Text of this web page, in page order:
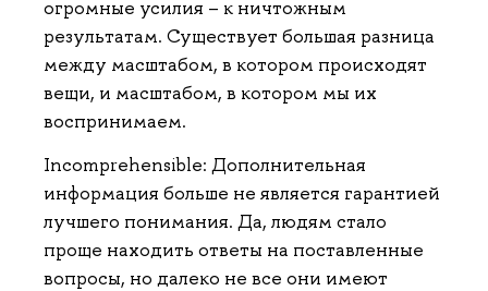
огромные усилия – к ничтожным
результатам. Существует большая разница
между масштабом, в котором происходят
вещи, и масштабом, в котором мы их
воспринимаем.
Incomprehensible: Дополнительная
информация больше не является гарантией
лучшего понимания. Да, людям стало
проще находить ответы на поставленные
вопросы, но далеко не все они имеют